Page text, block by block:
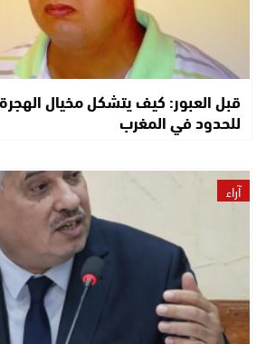
قبل العبور: كيف يتشكل مخيال الهجرة
للحدود في المغرب
آراء